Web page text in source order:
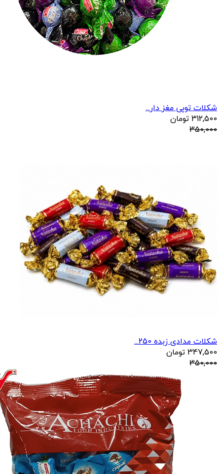
شکلات توپی مغز دار...
312,500 تومان
350,000
شکلات مدادی زبده 250...
347,500 تومان
350,000